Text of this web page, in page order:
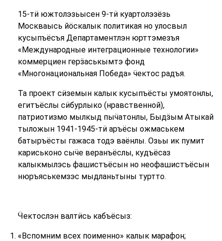
15-тӥ южтолэзьысен 9-тӥ куартолэзёзь
Москваысь йӧскалык политикая но улосвыл
кусыпъёсъя Департаментлэн юрттэмезъя
«Международные интеграционные технологии»
коммерциен герӟаськымтэ фонд
«Многонациональная Победа» ӵектос радъя.
Та проект сӥземын калык кусыпъёсты умоятонлы,
егитъёслы сӥбурлыко (нравственной),
патриотизмо мылкыд пыӵатонлы, Быдӟым Атыкай
тыложын 1941-1945-тӥ аръёсы ожмаськем
батыръёсты гажаса тодэ ваёнлы. Озьы ик пумит
кариськоно сыӵе веранъёслы, кудъёсаз
калыкмылэсь фашистъёсын но неофашистъёсын
нюръяськемзэс мыдланьтыны туртто.
Ӵектослэн валтӥсь кабъёсыз:
«Вспомним всех поименно» калык марафон;